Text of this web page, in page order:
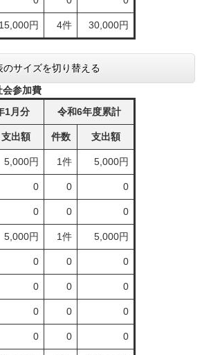
15,000円 4件 30,000円
のサイズを切り替える
会参加費
1月分 令和6年度累計
支出額 件数 支出額
5,000円 1件 5,000円
0 0 0
0 0 0
5,000円 1件 5,000円
0 0 0
0 0 0
0 0 0
0 0 0